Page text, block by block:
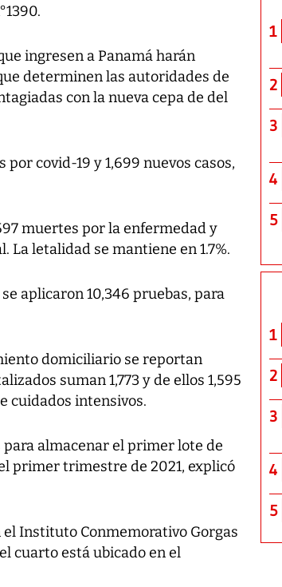
ingresen a Panamá harán
determinen las autoridades de
con la nueva cepa de del
covid-19 y 1,699 nuevos casos,
muertes por la enfermedad y
La letalidad se mantiene en 1.7%.
aplicaron 10,346 pruebas, para
domiciliario se reportan
suman 1,773 y de ellos 1,595
cuidados intensivos.
almacenar el primer lote de
primer trimestre de 2021, explicó
Instituto Conmemorativo Gorgas
cuarto está ubicado en el
1
2
3
4
5
1
2
3
4
5